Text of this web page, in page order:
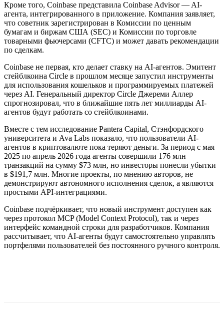
Кроме того, Coinbase представила Coinbase Advisor — AI-
агента, интегрированного в приложение. Компания заявляет,
что советник зарегистрирован в Комиссии по ценным
бумагам и биржам США (SEC) и Комиссии по торговле
товарными фьючерсами (CFTC) и может давать рекомендации
по сделкам.
Coinbase не первая, кто делает ставку на AI-агентов. Эмитент
стейблкоина Circle в прошлом месяце запустил инструменты
для использования кошельков и программируемых платежей
через AI. Генеральный директор Circle Джереми Аллер
спрогнозировал, что в ближайшие пять лет миллиарды AI-
агентов будут работать со стейблкоинами.
Вместе с тем исследование Pantera Capital, Стэнфордского
университета и Ava Labs показало, что пользователи AI-
агентов в криптовалюте пока теряют деньги. За период с мая
2025 по апрель 2026 года агенты совершили 176 млн
транзакций на сумму $73 млн, но инвесторы понесли убытки
в $191,7 млн. Многие проекты, по мнению авторов, не
демонстрируют автономного исполнения сделок, а являются
простыми API-интеграциями.
Coinbase подчёркивает, что новый инструмент доступен как
через протокол MCP (Model Context Protocol), так и через
интерфейс командной строки для разработчиков. Компания
рассчитывает, что AI-агенты будут самостоятельно управлять
портфелями пользователей без постоянного ручного контроля.